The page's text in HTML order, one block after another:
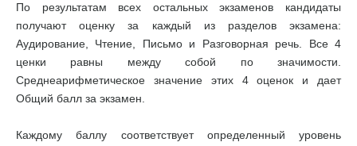
По результатам всех остальных экзаменов кандидаты
получают оценку за каждый из разделов экзамена:
Аудирование, Чтение, Письмо и Разговорная речь. Все 4
ценки равны между собой по значимости.
Среднеарифметическое значение этих 4 оценок и дает
Общий балл за экзамен.
Каждому баллу соответствует определенный уровень